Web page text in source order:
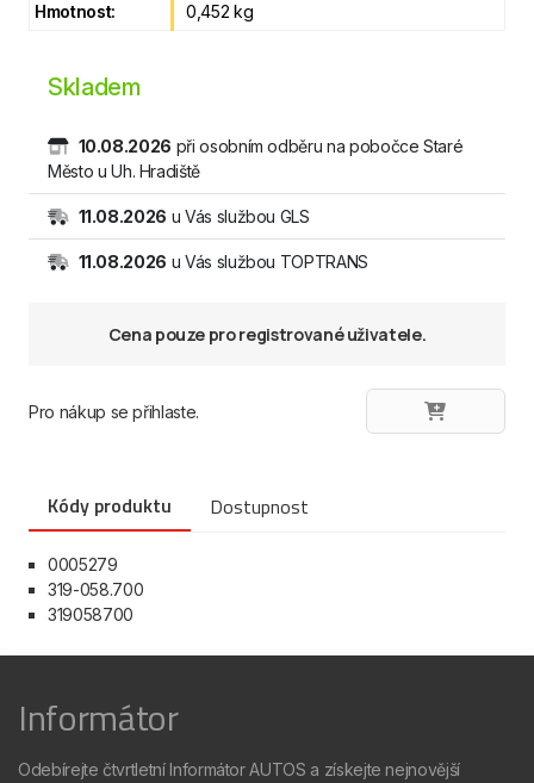
Hmotnost:
0,452 kg
Skladem
10.08.2026 při osobním odběru na pobočce Staré
Město u Uh. Hradiště
11.08.2026 u Vás službou GLS
11.08.2026 u Vás službou TOPTRANS
Cena pouze pro registrované uživatele.
Pro nákup se přihlaste.
Kódy produktu Dostupnost
0005279
319-058.700
319058700
Informátor
Odebírejte čtvrtletní Informátor AUTOS a získejte nejnovější